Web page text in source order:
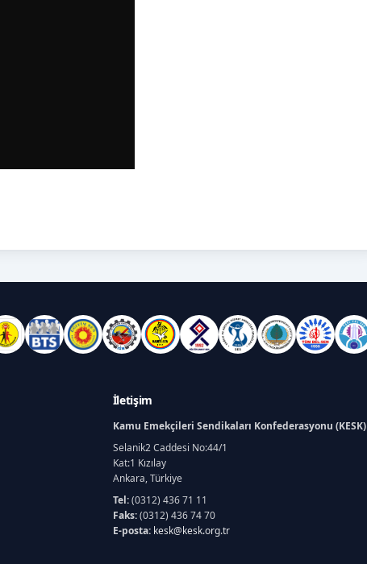
İletişim
Kamu Emekçileri Sendikaları Konfederasyonu (KESK)
Selanik2 Caddesi No:44/1
Kat:1 Kızılay
Ankara, Türkiye
Tel:(0312) 436 71 11
Faks:(0312) 436 74 70
E-posta: kesk@kesk.org.tr